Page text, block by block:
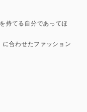
持てる自分であってほ
合わせたファッション